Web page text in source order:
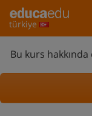
türkiye
Bu kurs